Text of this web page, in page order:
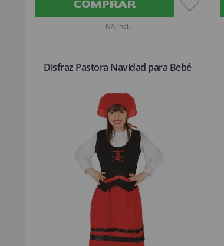
COMPRAR
IVA Incl.
Disfraz Pastora Navidad para Bebé